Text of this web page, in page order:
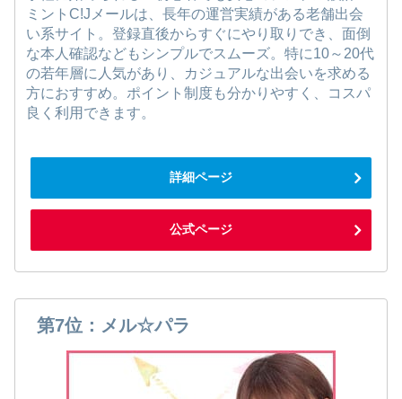
ミントC!Jメールは、長年の運営実績がある老舗出会
い系サイト。登録直後からすぐにやり取りでき、面倒
な本人確認などもシンプルでスムーズ。特に10～20代
の若年層に人気があり、カジュアルな出会いを求める
方におすすめ。ポイント制度も分かりやすく、コスパ
良く利用できます。
詳細ページ
公式ページ
第7位：メル☆パラ